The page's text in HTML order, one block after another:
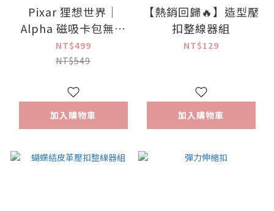
Pixar 狸想世界｜
Alpha 磁吸卡包無段
式支架 | ergomi【正
版授權】
NT$499
NT$549
加入購物車
【熱銷回歸🔥】造型壓
扣整線器組
NT$129
加入購物車